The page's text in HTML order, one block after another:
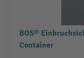
BOS®
Container